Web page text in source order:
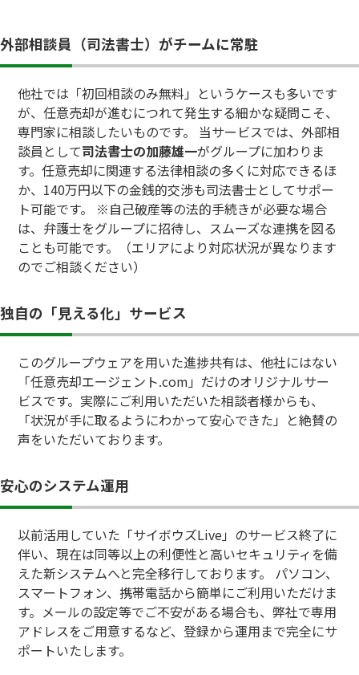
外部相談員（司法書士）がチームに常駐
他社では「初回相談のみ無料」というケースも多いです
が、任意売却が進むにつれて発生する細かな疑問こそ、
専門家に相談したいものです。 当サービスでは、外部相
談員として司法書士の加藤雄一がグループに加わりま
す。任意売却に関連する法律相談の多くに対応できるほ
か、140万円以下の金銭的交渉も司法書士としてサポー
ト可能です。 ※自己破産等の法的手続きが必要な場合
は、弁護士をグループに招待し、スムーズな連携を図る
ことも可能です。（エリアにより対応状況が異なります
のでご相談ください）
独自の「見える化」サービス
このグループウェアを用いた進捗共有は、他社にはない
「任意売却エージェント.com」だけのオリジナルサー
ビスです。実際にご利用いただいた相談者様からも、
「状況が手に取るようにわかって安心できた」と絶賛の
声をいただいております。
安心のシステム運用
以前活用していた「サイボウズLive」のサービス終了に
伴い、現在は同等以上の利便性と高いセキュリティを備
えた新システムへと完全移行しております。 パソコン、
スマートフォン、携帯電話から簡単にご利用いただけま
す。メールの設定等でご不安がある場合も、弊社で専用
アドレスをご用意するなど、登録から運用まで完全にサ
ポートいたします。